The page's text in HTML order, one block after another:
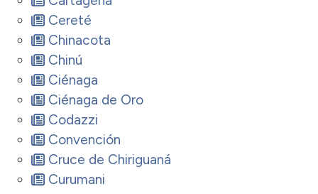
Cereté
Chinacota
Chinú
Ciénaga
Ciénaga de Oro
Codazzi
Convención
Cruce de Chiriguaná
Curumani